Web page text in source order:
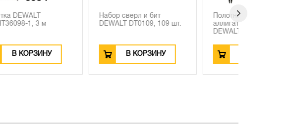
Набор сверл и бит
DEWALT DT0109, 109 шт.
Полотно для
аллигаторной пилы